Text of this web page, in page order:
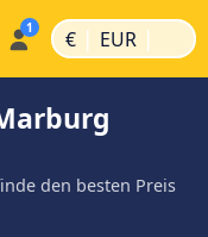
€ | EUR |
den besten Preis